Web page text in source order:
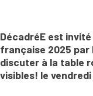
DécadréE est
française 2025
discuter à la table
visibles! le vendredi